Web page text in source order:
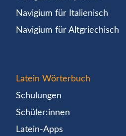
Navigium für Italienisch
Navigium für Altgriechisch
Latein Wörterbuch
Schulungen
Schüler:innen
Latein-Apps